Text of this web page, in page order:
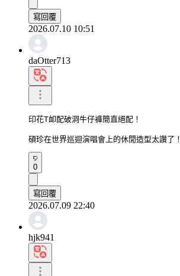
寫回覆
2026.07.10 10:51
daOtter713
印花T卹配破洞牛仔褲簡直絕配！
碩珍在世界巡迴演唱會上的休閒造型太讚了！
0
寫回覆
2026.07.09 22:40
hjk941